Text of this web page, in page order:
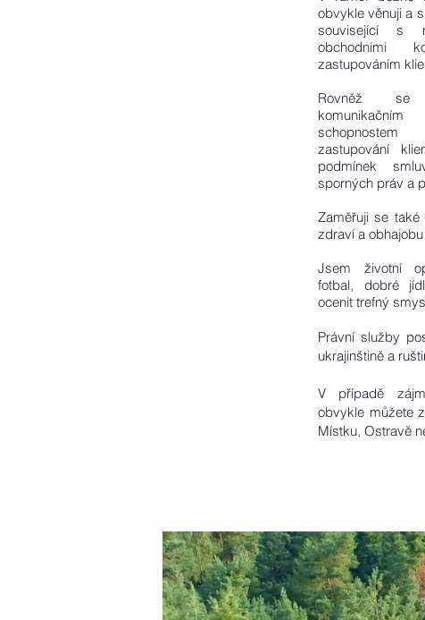
obvykle věnuji a
související s
obchodními
zastupováním
Rovněž
zastupování
podmínek
sporných práv a
Zaměřuji se
zdraví a
Jsem životní
fotbal, dobré
ocenit trefný
Právní služby
ukrajinštině a
V případě
obvykle můžete
Místku, Ostravě